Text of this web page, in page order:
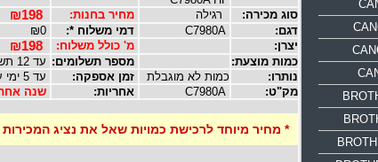
סוג מכירה:
רגילה מחיר בחנות:
דגם: דמי משלוח *:
יצרן:
מ' כולל משלוח:
כמות מוצעת: מספר תשלומים: עד 12 תשלומים
נותרו:
כמות לא מוגבלת זמן אספקה:
עד 5 ימי עסקים
מק"ט:
אחריות: שנה
* מחיר מיוחד לרכישת כמויות שאל את נציג המכירות